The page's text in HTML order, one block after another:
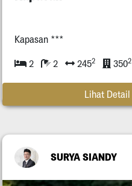
Kapasan ***
2 2 2452 3502
Lihat Detail
SURYA SIANDY